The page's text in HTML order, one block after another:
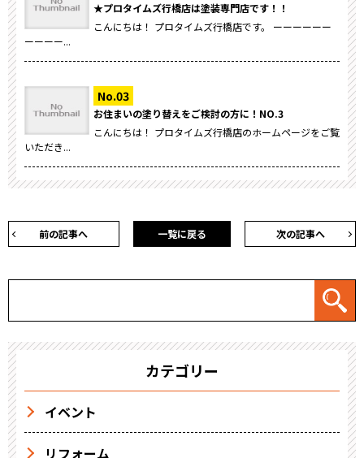
★プロタイムズ行橋店は塗装専門店です！！
こんにちは！ プロタイムズ行橋店です。 ーーーーーー
ーーーー...
お住まいの塗り替えをご検討の方に！NO.3
こんにちは！ プロタイムズ行橋店のホームページをご覧
いただき...
前の記事へ 次の記事へ
一覧に戻る
カテゴリー
イベント
リフォーム